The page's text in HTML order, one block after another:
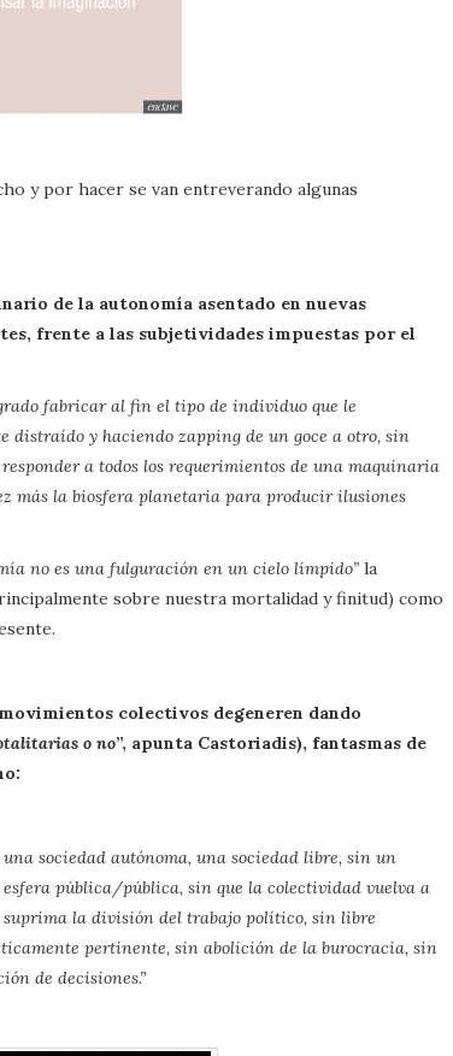
y por hacer se van entreverando algunas
de la autonomía asentado en nuevas
frente a las subjetividades impuestas por el
fabricar al fin el tipo de individuo que le
distraído y haciendo zapping de un goce a otro, sin
a todos los requerimientos de una maquinaria
más la biosfera planetaria para producir ilusiones
no es una fulguración en un cielo límpido” la
sobre nuestra mortalidad y finitud) como
colectivos degeneren dando
o no”, apunta Castoriadis), fantasmas de
sociedad autónoma, una sociedad libre, sin un
pública/pública, sin que la colectividad vuelva a
suprima la división del trabajo político, sin libre
pertinente, sin abolición de la burocracia, sin
de decisiones.”